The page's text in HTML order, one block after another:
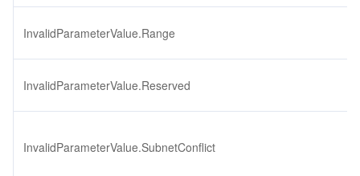
InvalidParameterValue.Range
InvalidParameterValue.Reserved
InvalidParameterValue.SubnetConflict